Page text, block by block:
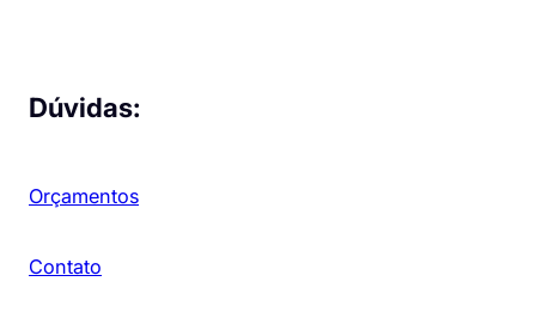
Dúvidas:
Orçamentos
Contato